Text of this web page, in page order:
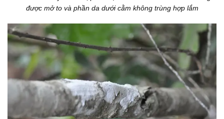
được mở to và phần da dưới cằm không trùng hợp lắm